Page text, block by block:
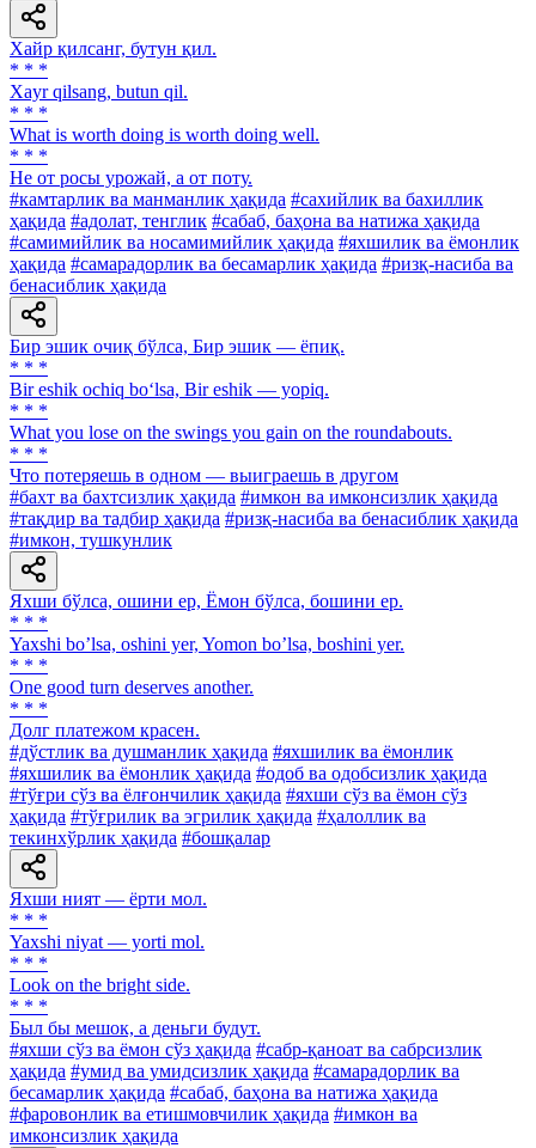
Хайр қилсанг, бутун қил.
* * *
Xayr qilsang, butun qil.
* * *
What is worth doing is worth doing well.
* * *
He от росы урожай, а от поту.
#камтарлик ва манманлик ҳақида #сахийлик ва бахиллик
ҳақида #адолат, тенглик #сабаб, баҳона ва натижа ҳақида
#самимийлик ва носамимийлик ҳақида #яхшилик ва ёмонлик
ҳақида #самарадорлик ва бесамарлик ҳақида #ризқ-насиба ва
бенасиблик ҳақида
Бир эшик очиқ бўлса, Бир эшик — ёпиқ.
* * *
Bir eshik ochiq bo‘lsa, Bir eshik — yopiq.
* * *
What you lose on the swings you gain on the roundabouts.
* * *
Что потеряешь в одном — выиграешь в другом
#бахт ва бахтсизлик ҳақида #имкон ва имконсизлик ҳақида
#тақдир ва тадбир ҳақида #ризқ-насиба ва бенасиблик ҳақида
#имкон, тушкунлик
Яхши бўлса, ошини ер, Ёмон бўлса, бошини ер.
* * *
Yaxshi boʼlsa, oshini yer, Yomon boʼlsa, boshini yer.
* * *
One good turn deserves another.
* * *
Долг платежом красен.
#дўстлик ва душманлик ҳақида #яхшилик ва ёмонлик
#яхшилик ва ёмонлик ҳақида #одоб ва одобсизлик ҳақида
#тўғри сўз ва ёлғончилик ҳақида #яхши сўз ва ёмон сўз
ҳақида #тўғрилик ва эгрилик ҳақида #ҳалоллик ва
текинхўрлик ҳақида #бошқалар
Яхши ният — ёрти мол.
* * *
Yaxshi niyat — yorti mol.
* * *
Look on the bright side.
* * *
Был бы мешок, а деньги будут.
#яхши сўз ва ёмон сўз ҳақида #сабр-қаноат ва сабрсизлик
ҳақида #умид ва умидсизлик ҳақида #самарадорлик ва
бесамарлик ҳақида #сабаб, баҳона ва натижа ҳақида
#фаровонлик ва етишмовчилик ҳақида #имкон ва
имконсизлик ҳақида